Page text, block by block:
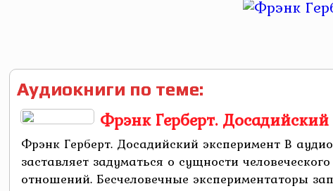
Аудиокниги по теме:
Фрэнк Герберт.
Фрэнк Герберт. Досадийский эксперимент В
заставляет задуматься о сущности
отношений. Бесчеловечные экспериментаторы